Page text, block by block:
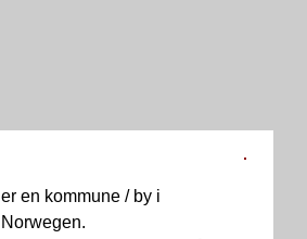
er en kommune / by i
Norwegen.